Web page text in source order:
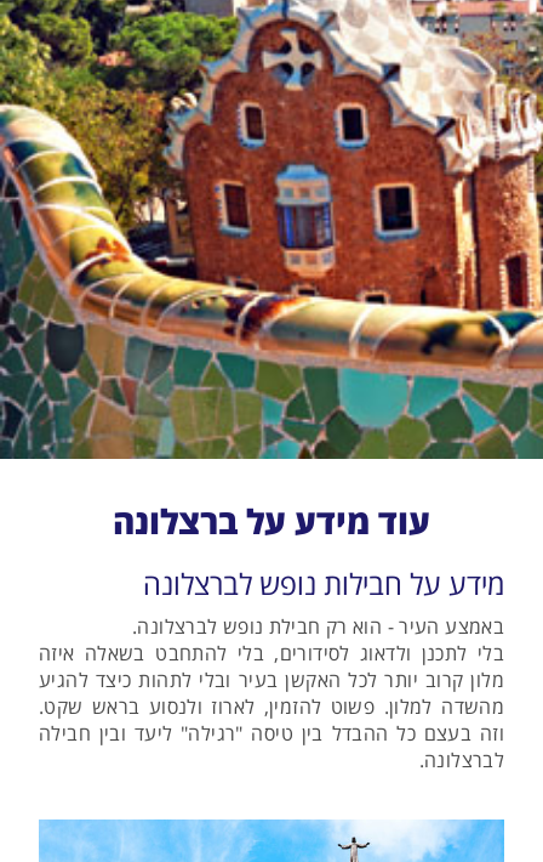
עוד מידע על ברצלונה
מידע על חבילות נופש לברצלונה
באמצע העיר - הוא רק חבילת נופש לברצלונה.
בלי לתכנן ולדאוג לסידורים, בלי להתחבט בשאלה איזה
מלון קרוב יותר לכל האקשן בעיר ובלי לתהות כיצד להגיע
מהשדה למלון. פשוט להזמין, לארוז ולנסוע בראש שקט.
וזה בעצם כל ההבדל בין טיסה "רגילה" ליעד ובין חבילה
לברצלונה.